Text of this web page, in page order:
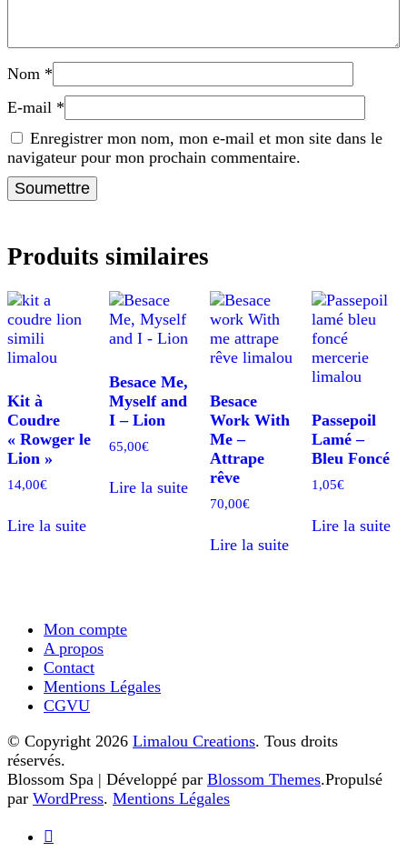
Nom *
E-mail *
Enregistrer mon nom, mon e-mail et mon site dans le
navigateur pour mon prochain commentaire.
Produits similaires
Kit à
Coudre
« Rowger le
Lion »
14,00€
Lire la suite
Besace Me,
Myself and
I – Lion
65,00€
Lire la suite
Besace
Work With
Me –
Attrape
rêve
70,00€
Lire la suite
Passepoil
Lamé –
Bleu Foncé
1,05€
Lire la suite
Mon compte
A propos
Contact
Mentions Légales
CGVU
© Copyright 2026 Limalou Creations. Tous droits
réservés.
Blossom Spa | Développé par Blossom Themes.Propulsé
par WordPress. Mentions Légales